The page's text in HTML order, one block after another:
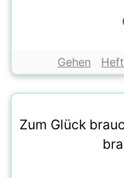
Gehen
Zum Glück